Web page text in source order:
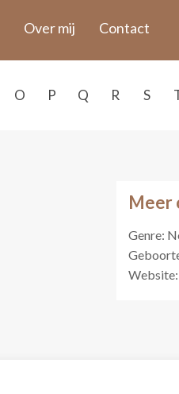
Over mij Contact
O P Q R S
Meer
Genre:
Website: